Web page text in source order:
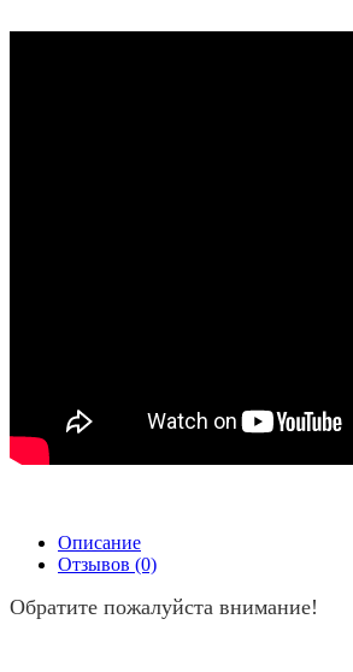
Описание
Отзывов (0)
Обратите пожалуйста внимание!